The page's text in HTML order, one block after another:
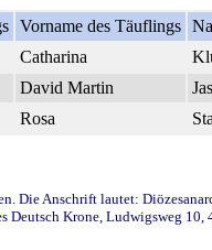
Vorname des Täuflings
Catharina
David Martin
Rosa
Anschrift lautet:
Krone, Ludwigsweg